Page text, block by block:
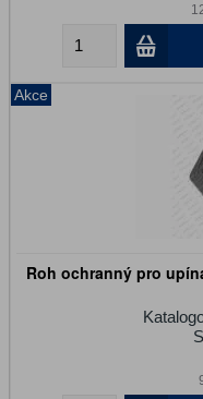
Akce
Roh ochranný pro